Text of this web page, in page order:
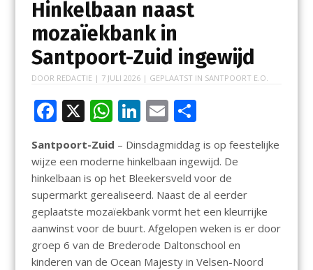
Hinkelbaan naast
mozaïekbank in
Santpoort-Zuid ingewijd
DOOR REDACTIE | 7 JULI 2026| GEPLAATST IN SANTPOORT E.O.
F
e
b
o
o
k
X W
h
at
s
A
p
p
Li
n
k
e
dI
n
E
m
ai
l
D
e
n
Santpoort-Zuid – Dinsdagmiddag is op feestelijke
wijze een moderne hinkelbaan ingewijd. De
hinkelbaan is op het Bleekersveld voor de
supermarkt gerealiseerd. Naast de al eerder
geplaatste mozaïekbank vormt het een kleurrijke
aanwinst voor de buurt. Afgelopen weken is er door
groep 6 van de Brederode Daltonschool en
kinderen van de Ocean Majesty in Velsen-Noord